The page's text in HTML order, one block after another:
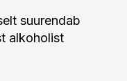
suurendab
alkoholist